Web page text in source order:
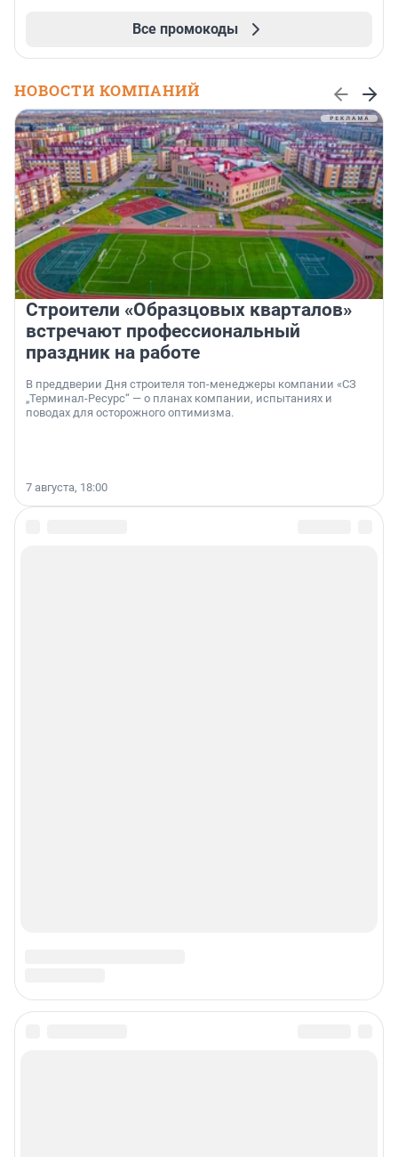
Все промокоды
НОВОСТИ КОМПАНИЙ
Строители «Образцовых кварталов»
встречают профессиональный
праздник на работе
В преддверии Дня строителя топ-менеджеры компании «СЗ
„Терминал-Ресурс“ — о планах компании, испытаниях и
поводах для осторожного оптимизма.
7 августа, 18:00